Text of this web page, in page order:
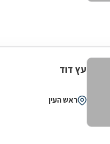
עץ דוד
ראש העין